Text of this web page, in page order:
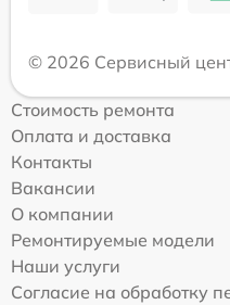
© 2026 Сервисный
Стоимость ремонта
Оплата и доставка
Контакты
Вакансии
О компании
Ремонтируемые модели
Наши услуги
Согласие на обработку